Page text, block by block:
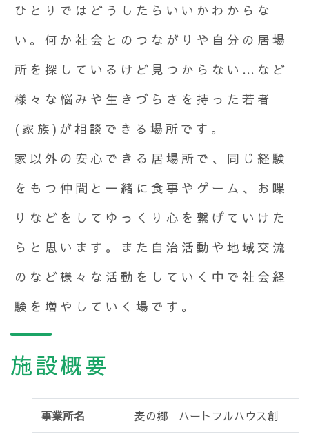
ひとりではどうしたらいいかわからな
い。何か社会とのつながりや自分の居場
所を探しているけど見つからない…など
様々な悩みや生きづらさを持った若者
(家族)が相談できる場所です。
家以外の安心できる居場所で、同じ経験
をもつ仲間と一緒に食事やゲーム、お喋
りなどをしてゆっくり心を繋げていけた
らと思います。また自治活動や地域交流
のなど様々な活動をしていく中で社会経
験を増やしていく場です。
施設概要
事業所名 麦の郷 ハートフルハウス創